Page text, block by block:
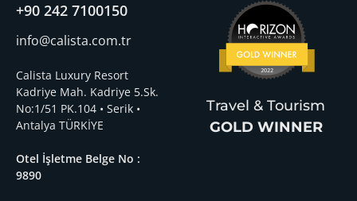
+90 242 7100150
info@calista.com.tr
Calista Luxury Resort
Kadriye Mah. Kadriye 5.Sk.
No:1/51 PK.104 • Serik •
Antalya TÜRKİYE
Otel İşletme Belge No :
9890
Travel & Tourism
GOLD WINNER